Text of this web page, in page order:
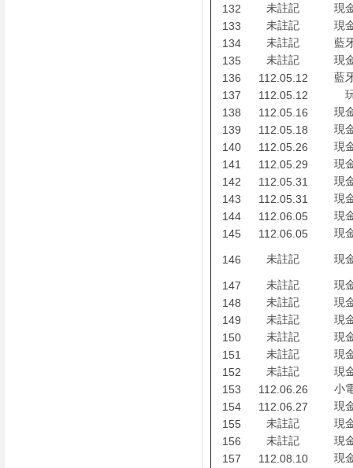
132
未註記
現
133
未註記
現
134
未註記
藍
135
未註記
現
136
112.05.12
藍
137
112.05.12
138
112.05.16
現
139
112.05.18
現
140
112.05.26
現
141
112.05.29
現
142
112.05.31
現
143
112.05.31
現
144
112.06.05
現
145
112.06.05 現
146 未註記 現
147 未註記
現
148
未註記
現
149
未註記
現
150
未註記
現
151
未註記
現
152
未註記
現
153
112.06.26
小
154
112.06.27
現
155
未註記
現
156
未註記
現
157
112.08.10
現